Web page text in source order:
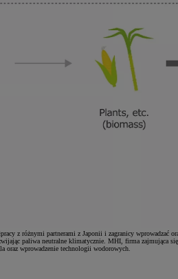
z różnymi partnerami z Japonii i zagranicy
paliwa neutralne klimatycznie. MHI, firma zajmująca
oraz wprowadzenie technologii wodorowych.